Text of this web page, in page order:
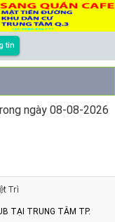
tin
ngày 08-08-2026
Trì
TẠI TRUNG TÂM TP.